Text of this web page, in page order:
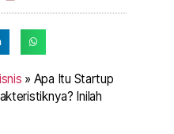
» Apa Itu Startup
Inilah